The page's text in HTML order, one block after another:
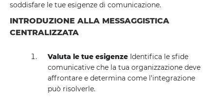
soddisfare le tue esigenze di comunicazione.
INTRODUZIONE ALLA MESSAGGISTICA
CENTRALIZZATA
Valuta le tue esigenze Identifica le sfide
comunicative che la tua organizzazione deve
affrontare e determina come l'integrazione
può risolverle.